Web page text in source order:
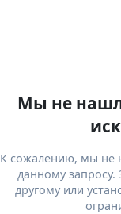
Мы не
К сожалению, мы не
данному запросу.
другому или